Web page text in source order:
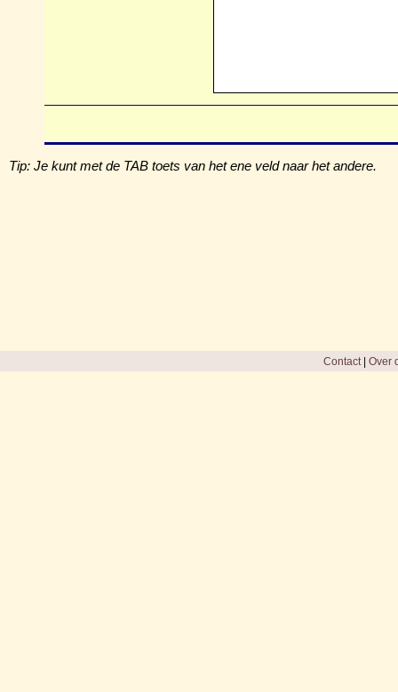
Tip: Je kunt met de TAB toets van het ene veld naar het andere.
Contact| Over